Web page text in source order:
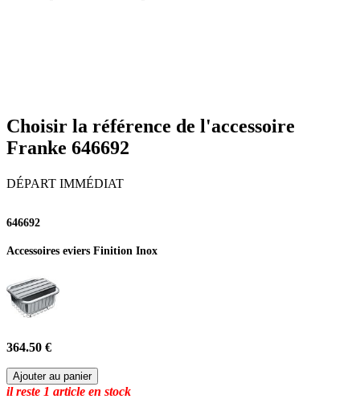
Choisir la référence de l'accessoire
Franke 646692
DÉPART IMMÉDIAT
646692
Accessoires eviers Finition Inox
364.50 €
Ajouter au panier
il reste 1 article en stock